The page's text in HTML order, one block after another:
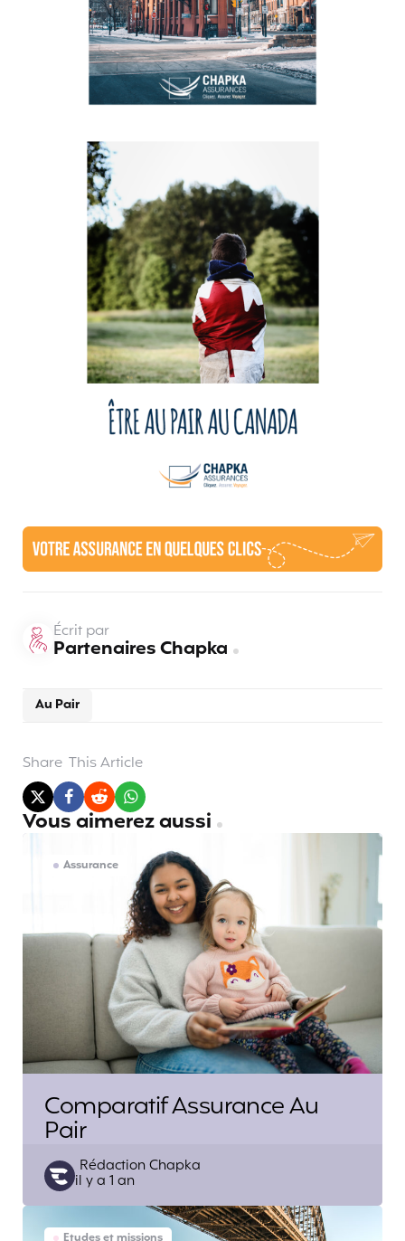
Au Pair
Écrit par
Partenaires Chapka
Share This Article
Vous aimerez aussi
Assurance
Comparatif Assurance Au
Pair
Posted
by
Rédaction Chapka
il y a 1 an